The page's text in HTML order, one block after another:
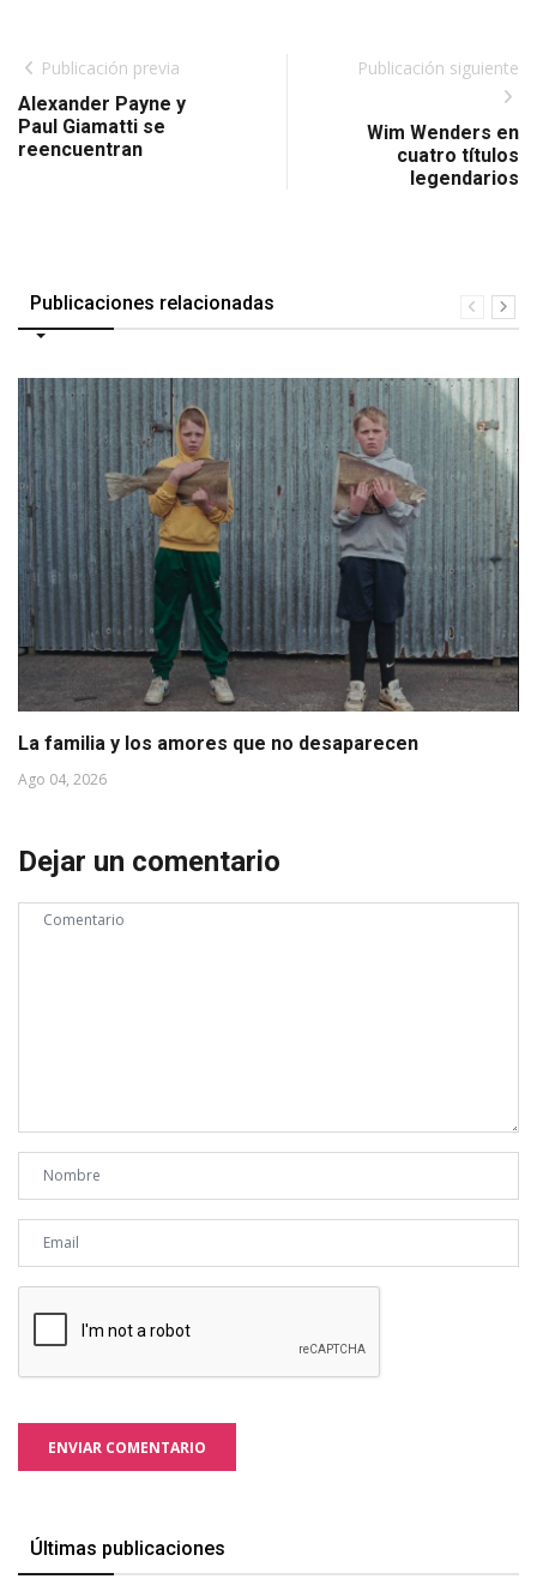
Publicación previa
Alexander Payne y
Paul Giamatti se
reencuentran
Publicación siguiente
Wim Wenders en
cuatro títulos
legendarios
Publicaciones relacionadas
La familia y los amores que no desaparecen
Ago 04, 2026
Dejar un comentario
ENVIAR COMENTARIO
Últimas publicaciones